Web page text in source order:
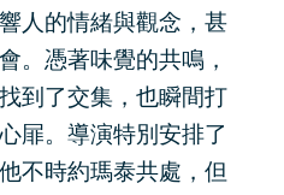
人的情緒與觀念，甚
。憑著味覺的共鳴，
到了交集，也瞬間打
屝。導演特別安排了
不時約瑪泰共處，但